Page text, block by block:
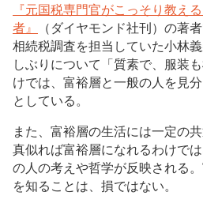
『元国税専門官がこっそり教え
者』
（ダイヤモンド社刊）の著
相続税調査を担当していた小林
しぶりについて「質素で、服装
けでは、富裕層と一般の人を見
としている。
また、富裕層の生活には一定の
真似れば富裕層になれるわけで
の人の考えや哲学が反映される
を知ることは、損ではない。